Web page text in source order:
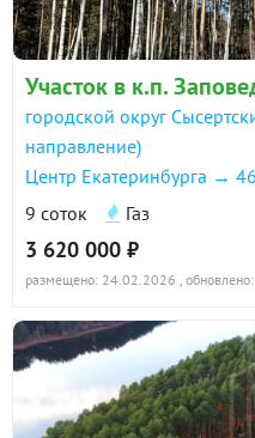
Участок в к.п.
городской округ
направление)
Центр Екатеринбурга →
9 соток
Газ
3 620 000 ₽
размещено: 24.02.2026 ,